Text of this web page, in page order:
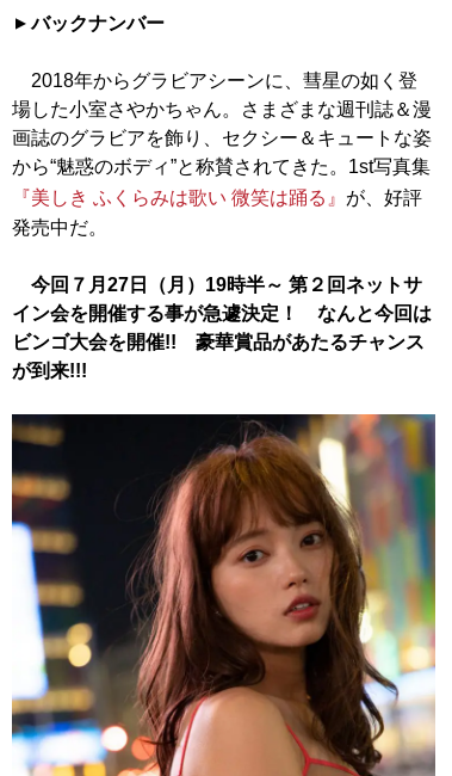
バックナンバー
2018年からグラビアシーンに、彗星の如く登
場した小室さやかちゃん。さまざまな週刊誌＆漫
画誌のグラビアを飾り、セクシー＆キュートな姿
から“魅惑のボディ”と称賛されてきた。1st写真集
『美しき ふくらみは歌い 微笑は踊る』 が、好評
発売中だ。
今回７月27日（月）19時半～ 第２回ネットサ
イン会を開催する事が急遽決定！ なんと今回は
ビンゴ大会を開催!! 豪華賞品があたるチャンス
が到来!!!